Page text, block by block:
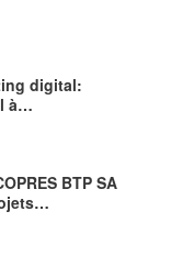
digital:
à…
BTP SA